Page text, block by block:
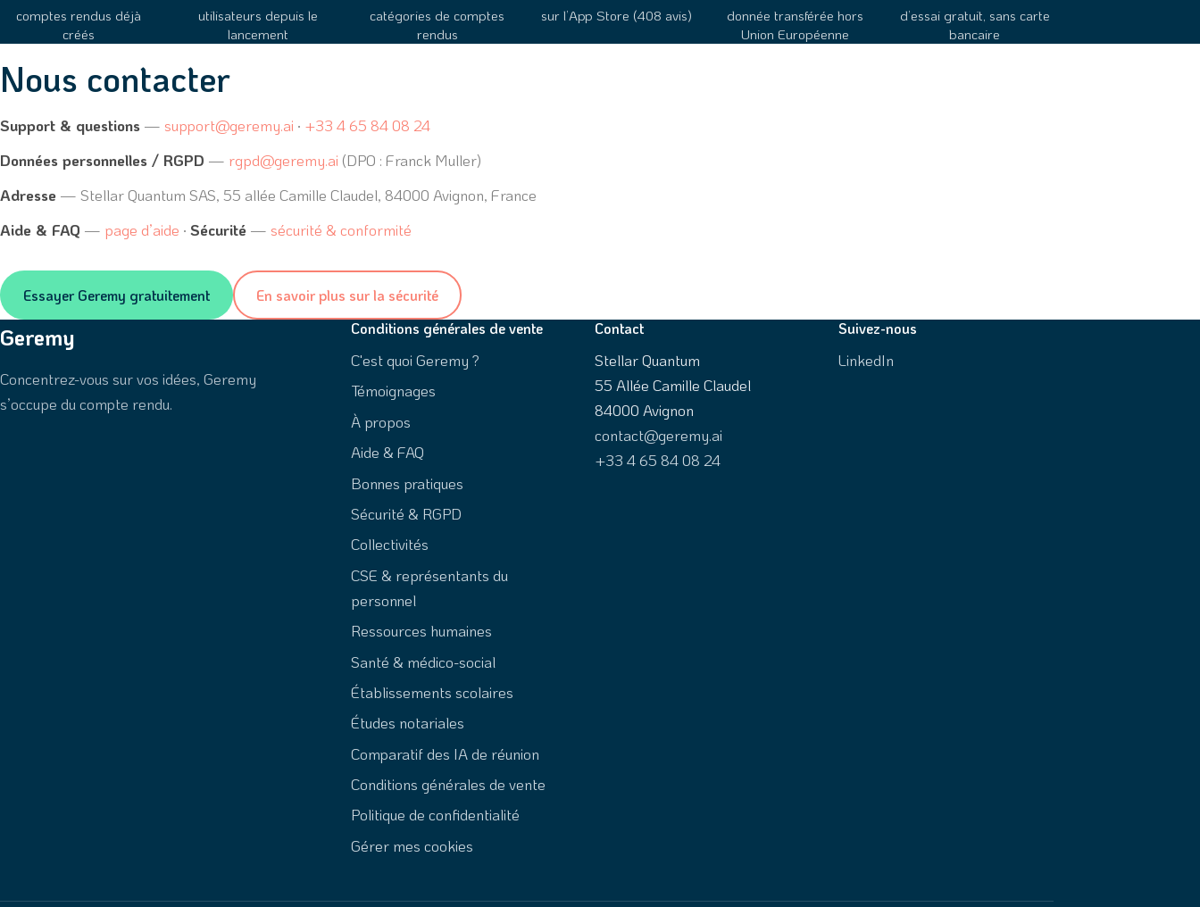
comptes rendus déjà
créés
utilisateurs depuis le
lancement
catégories de comptes
rendus
sur l’App Store (408 avis)
donnée transférée hors
Union Européenne
d’essai gratuit, sans carte
bancaire
Nous contacter
Support & questions — support@geremy.ai · +33 4 65 84 08 24
Données personnelles / RGPD — rgpd@geremy.ai (DPO : Franck Muller)
Adresse — Stellar Quantum SAS, 55 allée Camille Claudel, 84000 Avignon, France
Aide & FAQ — page d’aide · Sécurité — sécurité & conformité
Essayer Geremy gratuitement En savoir plus sur la sécurité
Geremy
Concentrez-vous sur vos idées, Geremy
s’occupe du compte rendu.
Conditions générales de vente
C'est quoi Geremy ?
Témoignages
À propos
Aide & FAQ
Bonnes pratiques
Sécurité & RGPD
Collectivités
CSE & représentants du
personnel
Ressources humaines
Santé & médico-social
Établissements scolaires
Études notariales
Comparatif des IA de réunion
Conditions générales de vente
Politique de confidentialité
Gérer mes cookies
Contact
Stellar Quantum
55 Allée Camille Claudel
84000 Avignon
contact@geremy.ai
+33 4 65 84 08 24
Suivez-nous
LinkedIn